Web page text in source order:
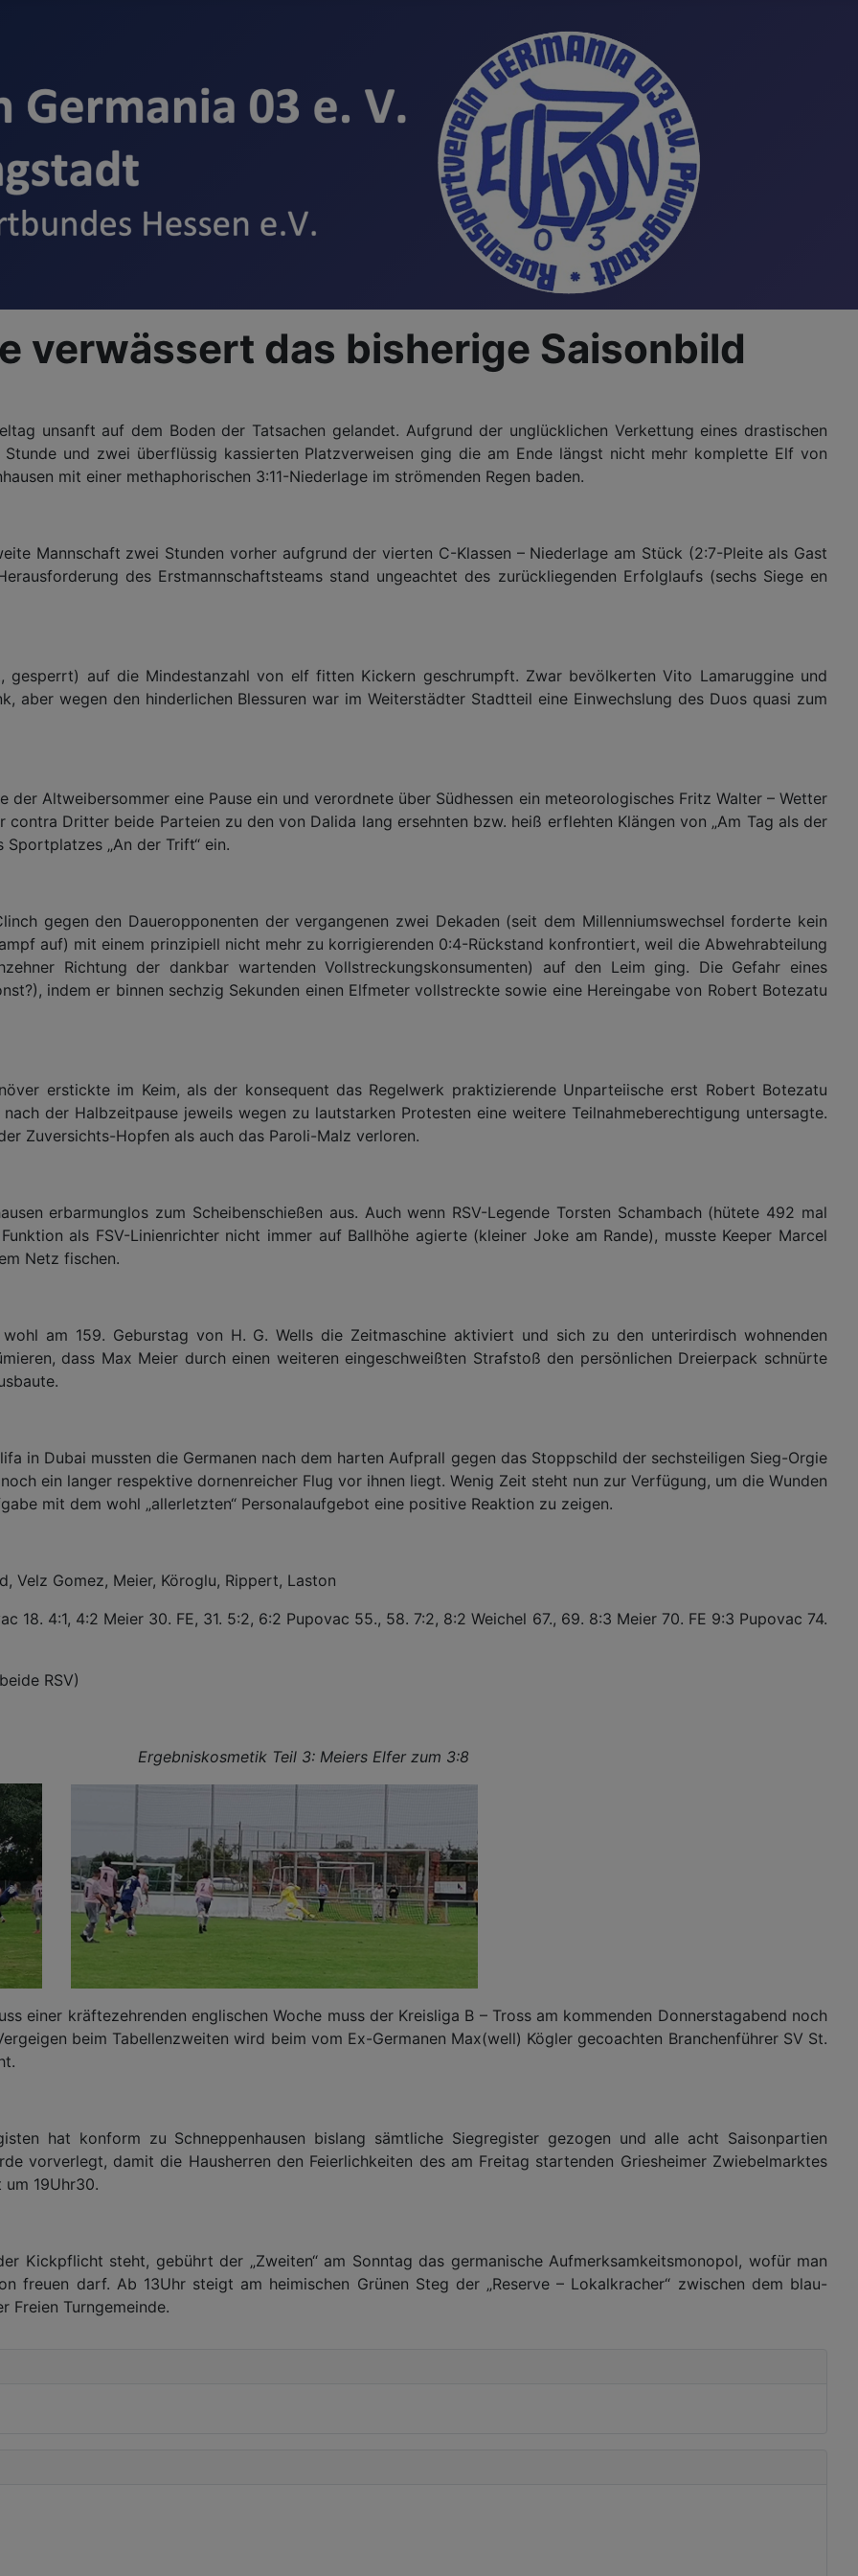
verwässert das bisherige Saisonbild
unsanft auf dem Boden der Tatsachen gelandet. Aufgrund der unglücklichen Verkettung eines drastischen
Stunde und zwei überflüssig kassierten Platzverweisen ging die am Ende längst nicht mehr komplette Elf von
mit einer methaphorischen 3:11-Niederlage im strömenden Regen baden.
Mannschaft zwei Stunden vorher aufgrund der vierten C-Klassen – Niederlage am Stück (2:7-Pleite als Gast
des Erstmannschaftsteams stand ungeachtet des zurückliegenden Erfolglaufs (sechs Siege en
gesperrt) auf die Mindestanzahl von elf fitten Kickern geschrumpft. Zwar bevölkerten Vito Lamaruggine und
aber wegen den hinderlichen Blessuren war im Weiterstädter Stadtteil eine Einwechslung des Duos quasi zum
Altweibersommer eine Pause ein und verordnete über Südhessen ein meteorologisches Fritz Walter – Wetter
contra Dritter beide Parteien zu den von Dalida lang ersehnten bzw. heiß erflehten Klängen von „Am Tag als der
Sportplatzes „An der Trift“ ein.
gegen den Daueropponenten der vergangenen zwei Dekaden (seit dem Millenniumswechsel forderte kein
auf) mit einem prinzipiell nicht mehr zu korrigierenden 0:4-Rückstand konfrontiert, weil die Abwehrabteilung
Richtung der dankbar wartenden Vollstreckungskonsumenten) auf den Leim ging. Die Gefahr eines
indem er binnen sechzig Sekunden einen Elfmeter vollstreckte sowie eine Hereingabe von Robert Botezatu
erstickte im Keim, als der konsequent das Regelwerk praktizierende Unparteiische erst Robert Botezatu
der Halbzeitpause jeweils wegen zu lautstarken Protesten eine weitere Teilnahmeberechtigung untersagte.
Zuversichts-Hopfen als auch das Paroli-Malz verloren.
erbarmunglos zum Scheibenschießen aus. Auch wenn RSV-Legende Torsten Schambach (hütete 492 mal
als FSV-Linienrichter nicht immer auf Ballhöhe agierte (kleiner Joke am Rande), musste Keeper Marcel
Netz fischen.
am 159. Geburstag von H. G. Wells die Zeitmaschine aktiviert und sich zu den unterirdisch wohnenden
dass Max Meier durch einen weiteren eingeschweißten Strafstoß den persönlichen Dreierpack schnürte
in Dubai mussten die Germanen nach dem harten Aufprall gegen das Stoppschild der sechsteiligen Sieg-Orgie
ein langer respektive dornenreicher Flug vor ihnen liegt. Wenig Zeit steht nun zur Verfügung, um die Wunden
mit dem wohl „allerletzten“ Personalaufgebot eine positive Reaktion zu zeigen.
Velz Gomez, Meier, Köroglu, Rippert, Laston
18. 4:1, 4:2 Meier 30. FE, 31. 5:2, 6:2 Pupovac 55., 58. 7:2, 8:2 Weichel 67., 69. 8:3 Meier 70. FE 9:3 Pupovac 74.
RSV)
1:4 Ergebniskosmetik Teil 3: Meiers Elfer zum 3:8
einer kräftezehrenden englischen Woche muss der Kreisliga B – Tross am kommenden Donnerstagabend noch
beim Tabellenzweiten wird beim vom Ex-Germanen Max(well) Kögler gecoachten BranchenführerSV St.
hat konform zu Schneppenhausen bislang sämtliche Siegregister gezogen und alle acht Saisonpartien
vorverlegt, damit die Hausherren den Feierlichkeiten des am Freitag startenden Griesheimer Zwiebelmarktes
19Uhr30.
Kickpflicht steht, gebührt der „Zweiten“ am Sonntag das germanische Aufmerksamkeitsmonopol, wofür man
freuen darf. Ab 13Uhr steigt am heimischen Grünen Steg der „Reserve – Lokalkracher“ zwischen dem blau-
Freien Turngemeinde.